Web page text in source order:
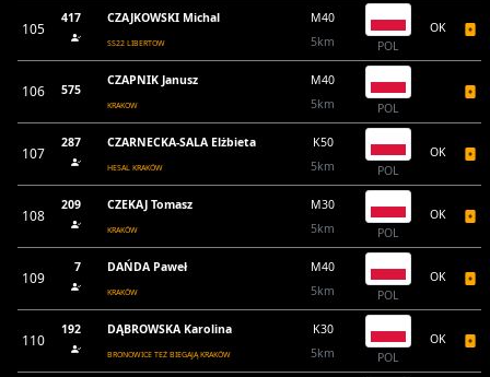
105
417 CZAJKOWSKI Michal
SS22 LIBERTOW
M40
5km
POL
OK
106 575
CZAPNIK Janusz
KRAKOW
M40
5km
POL
107
287 CZARNECKA-SALA Elżbieta
HESAL KRAKÓW
K50
5km
POL
OK
108
209 CZEKAJ Tomasz
KRAKÓW
M30
5km
POL
OK
109
7 DAŃDA Paweł
KRAKÓW
M40
5km
POL
OK
110
192 DĄBROWSKA Karolina
BRONOWICE TEŻ BIEGAJĄ KRAKÓW
K30
5km
POL
OK